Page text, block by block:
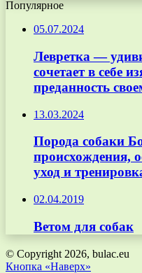
Популярное
05.07.2024
Левретка —
сочетает в себе
преданность
13.03.2024
Порода собаки
происхождения,
уход и
02.04.2019
Ветом для собак
© Copyright 2026, bulac.eu
Кнопка «Наверх»